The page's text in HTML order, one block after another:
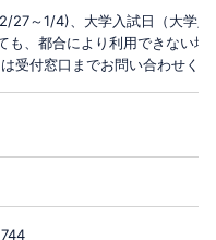
27～1/4)、大学入試日（大学
も、都合により利用できない場
受付窓口までお問い合わせく